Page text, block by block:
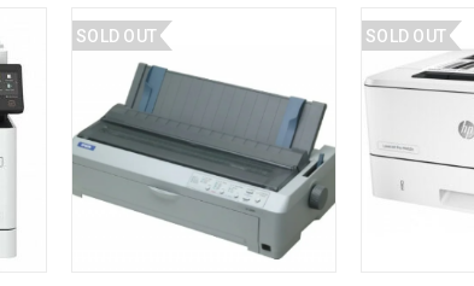
SOLD OUT SOLD OUT